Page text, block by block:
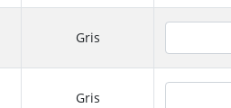
Gris
Gris